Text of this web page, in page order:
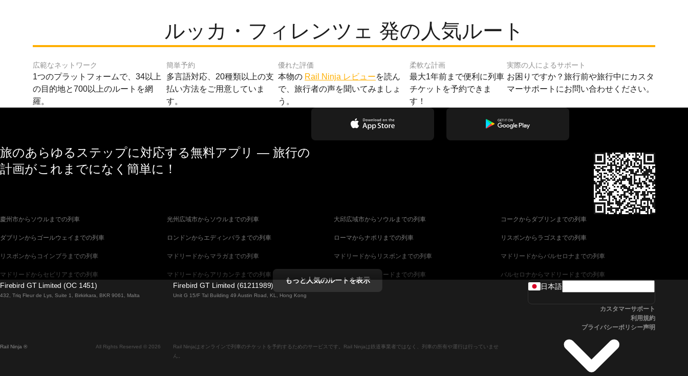
ルッカ・フィレンツェ 発の人気ルート
広範なネットワーク
1つのプラットフォームで、34以上
の目的地と700以上のルートを網
羅。
簡単予約
多言語対応、20種類以上の支
払い方法をご用意していま
す。
優れた評価
本物の Rail Ninja レビューを読ん
で、旅行者の声を聞いてみましょ
う。
柔軟な計画
最大1年前まで便利に列車
チケットを予約できま
す！
実際の人によるサポート
お困りですか？旅行前や旅行中にカスタ
マーサポートにお問い合わせください。
旅のあらゆるステップに対応する無料アプリ — 旅行の
計画がこれまでになく簡単に！
慶州市からソウルまでの列車 光州広域市からソウルまでの列車 大邱広域市からソウルまでの列車 コークからダブリンまでの列車
ダブリンからゴールウェイまでの列車 ロンドンからエディンバラまでの列車 ローマからナポリまでの列車 リスボンからラゴスまでの列車
リスボンからコインブラまでの列車 マドリードからマラガまでの列車 マドリードからリスボンまでの列車 マドリードからバルセロナまでの列車
マドリードからセビリアまでの列車 マドリードからアリカンテまでの列車 マラガからマドリードまでの列車 バルセロナからマドリードまでの列車
バルセロナからセビリアまでの列車 バルセロナからマラガまでの列車 ヴェネツィアからローマまでの列車
ウィーンからザルツブルクまでの列車
アリカンテからマドリードまでの列車
エディンバラからロンドンまでの列車 ザルツブルクからウィーンまでの列車 キャンベラからシドニーまでの列車 フィレンツェからヴェネツィアまでの列車
ローマからフィレンツェまでの列車
もっと人気のルートを表示
Firebird GT Limited (OC 1451)
432, Triq Fleur de Lys, Suite 1, Birkirkara, BKR 9061, Malta
Firebird GT Limited (61211989)
Unit G 15/F Tal Building 49 Austin Road, KL, Hong Kong
Rail Ninja ® All Rights Reserved © 2026
Rail Ninjaはオンラインで列車のチケットを予約するためのサービスです。Rail Ninjaは鉄道事業者ではなく、列車の所有や運行は行っていませ
ん。
日本語
カスタマーサポート
利用規約
プライバシーポリシー声明